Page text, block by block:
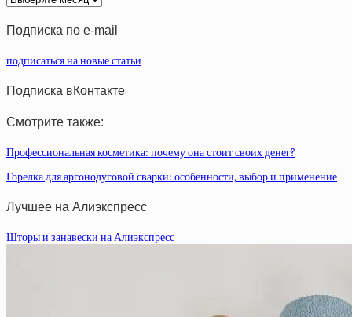
статей
Подписка по e-mail
подписаться на новые статьи
Подписка вКонтакте
Смотрите также:
Профессиональная косметика: почему она стоит своих денег?
Горелка для аргонодуговой сварки: особенности, выбор и применение
Лучшее на Алиэкспресс
Шторы и занавески на Алиэкспресс